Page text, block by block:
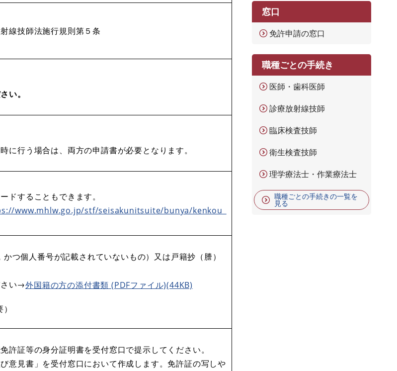
線技師法施行規則第５条
い。
に行う場合は、両方の申請書が必要となります。
ドすることもできます。
www.mhlw.go.jp/stf/seisakunitsuite/bunya/kenkou_
つ個人番号が記載されていないもの）又は戸籍抄（謄）
さい→外国籍の方の添付書類 (PDFファイル)(44KB)
許証等の身分証明書を受付窓口で提示してください。
意見書」を受付窓口において作成します。免許証の写しや
窓口
免許申請の窓口
職種ごとの手続き
医師・歯科医師
診療放射線技師
臨床検査技師
衛生検査技師
理学療法士・作業療法士
職種ごとの手続きの一覧を
見る